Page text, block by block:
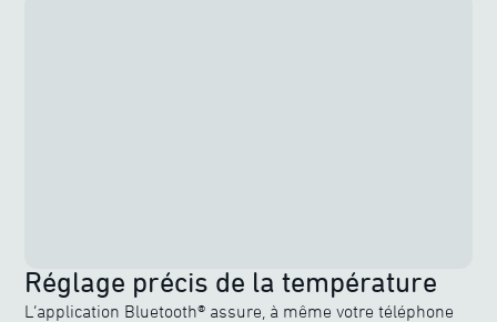
Réglage précis de la température
L’application Bluetooth® assure, à même votre téléphone